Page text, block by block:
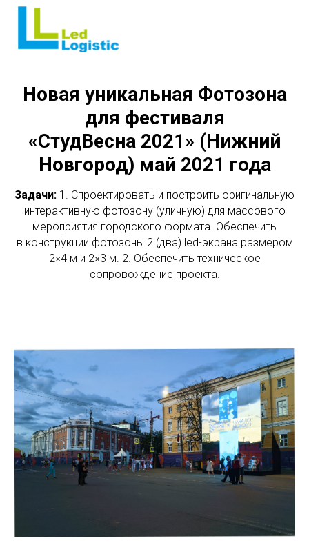
Новая уникальная Фотозона
для фестиваля
«СтудВесна 2021» (Нижний
Новгород) май 2021 года
Задачи: 1. Спроектировать и построить оригинальную
интерактивную фотозону (уличную) для массового
мероприятия городского формата. Обеспечить
в конструкции фотозоны 2 (два) led-экрана размером
2×4 м и 2×3 м. 2. Обеспечить техническое
сопровождение проекта.